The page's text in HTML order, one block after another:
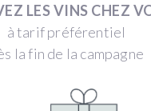
LES VINS CHEZ
à tarif préférentiel
la fin de la campagne